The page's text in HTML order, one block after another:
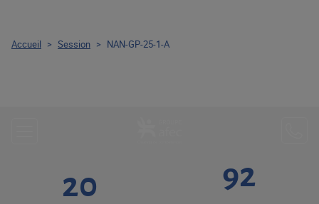
20 92
Accueil > Session > NAN-GP-25-1-A